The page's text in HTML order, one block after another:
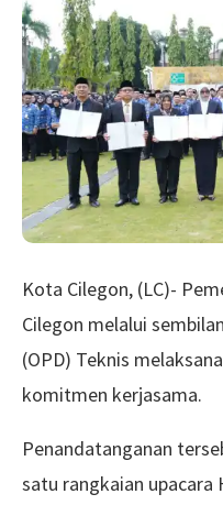
Kota Cilegon, (LC)-
Cilegon melalui
(OPD) Teknis
komitmen kerjasama.
Penandatanganan
satu rangkaian upacara